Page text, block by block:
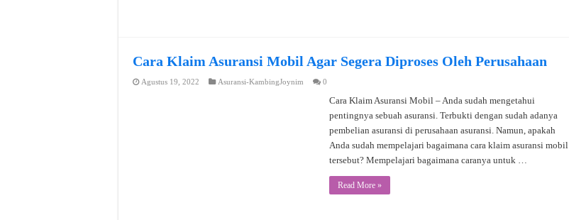
Cara Klaim Asuransi Mobil Agar Segera Diproses Oleh Perusahaan
Agustus 19, 2022 Asuransi-KambingJoynim 0
Cara Klaim Asuransi Mobil – Anda sudah mengetahui
pentingnya sebuah asuransi. Terbukti dengan sudah adanya
pembelian asuransi di perusahaan asuransi. Namun, apakah
Anda sudah mempelajari bagaimana cara klaim asuransi mobil
tersebut? Mempelajari bagaimana caranya untuk …
Read More »